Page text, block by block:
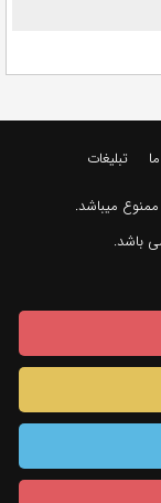
تبلیغات
میباشد.
باشد.